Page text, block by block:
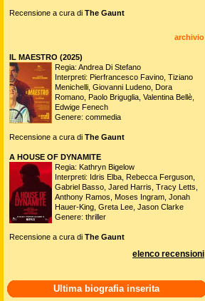
Recensione a cura di The Gaunt
archivio
IL MAESTRO (2025)
Regia: Andrea Di Stefano
Interpreti: Pierfrancesco Favino, Tiziano
Menichelli, Giovanni Ludeno, Dora
Romano, Paolo Briguglia, Valentina Bellè,
Edwige Fenech
Genere: commedia
Recensione a cura di The Gaunt
A HOUSE OF DYNAMITE
Regia: Kathryn Bigelow
Interpreti: Idris Elba, Rebecca Ferguson,
Gabriel Basso, Jared Harris, Tracy Letts,
Anthony Ramos, Moses Ingram, Jonah
Hauer-King, Greta Lee, Jason Clarke
Genere: thriller
Recensione a cura di The Gaunt
elenco recensioni
Ultima biografia inserita